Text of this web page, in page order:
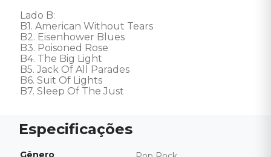
Lado B:
B1. American Without Tears
B2. Eisenhower Blues
B3. Poisoned Rose
B4. The Big Light
B5. Jack Of All Parades
B6. Suit Of Lights
B7. Sleep Of The Just
Gênero